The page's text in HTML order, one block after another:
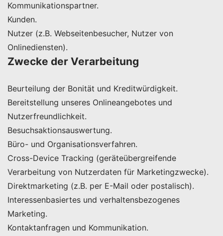
Kommunikationspartner.
Kunden.
Nutzer (z.B. Webseitenbesucher, Nutzer von
Onlinediensten).
Zwecke der Verarbeitung
Beurteilung der Bonität und Kreditwürdigkeit.
Bereitstellung unseres Onlineangebotes und
Nutzerfreundlichkeit.
Besuchsaktionsauswertung.
Büro- und Organisationsverfahren.
Cross-Device Tracking (geräteübergreifende
Verarbeitung von Nutzerdaten für Marketingzwecke).
Direktmarketing (z.B. per E-Mail oder postalisch).
Interessenbasiertes und verhaltensbezogenes
Marketing.
Kontaktanfragen und Kommunikation.